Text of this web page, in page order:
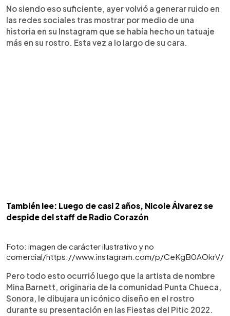
No siendo eso suficiente, ayer volvió a generar ruido en
las redes sociales tras mostrar por medio de una
historia en su Instagram que se había hecho un tatuaje
más en su rostro. Esta vez a lo largo de su cara.
También lee: Luego de casi 2 años, Nicole Álvarez se
despide del staff de Radio Corazón
Foto: imagen de carácter ilustrativo y no
comercial/https://www.instagram.com/p/CeKgB0AOkrV/
Pero todo esto ocurrió luego que la artista de nombre
Mina Barnett, originaria de la comunidad Punta Chueca,
Sonora, le dibujara un icónico diseño en el rostro
durante su presentación en las Fiestas del Pitic 2022.